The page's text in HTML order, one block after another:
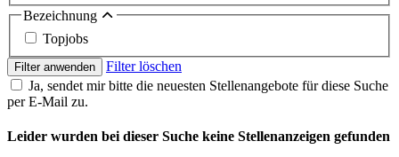
Bezeichnung
Topjobs
Filter anwenden
Filter löschen
Ja, sendet mir bitte die neuesten Stellenangebote für diese Suche
per E-Mail zu.
Leider wurden bei dieser Suche keine Stellenanzeigen gefunden